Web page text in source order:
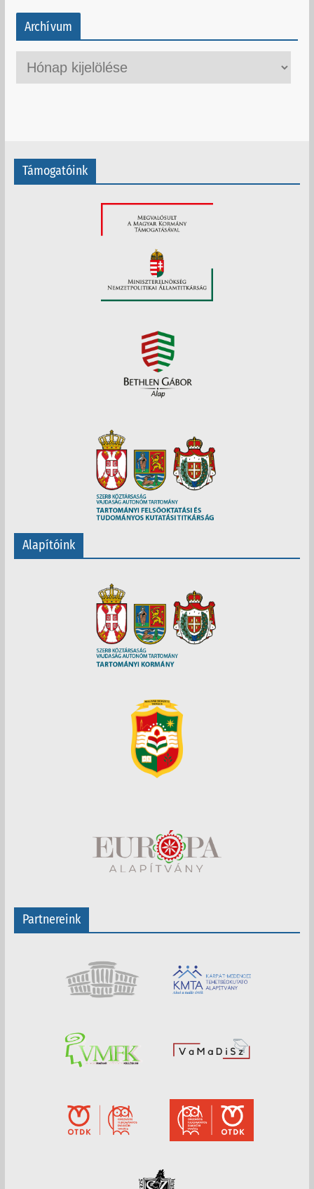
Archívum
r
Támogatóink
Alapítóink
Partnereink